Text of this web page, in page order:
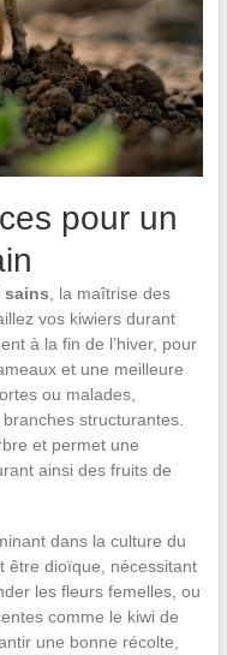
pour un
sains , la maîtrise des
vos kiwiers durant
à la fin de l’hiver, pour
et une meilleure
ou malades,
structurantes.
et permet une
ainsi des fruits de
dans la culture du
être dioïque, nécessitant
les fleurs femelles, ou
comme le kiwi de
une bonne récolte,